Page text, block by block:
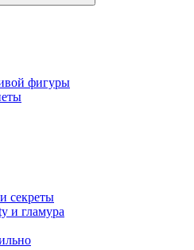
фигуры
секреты
и гламура